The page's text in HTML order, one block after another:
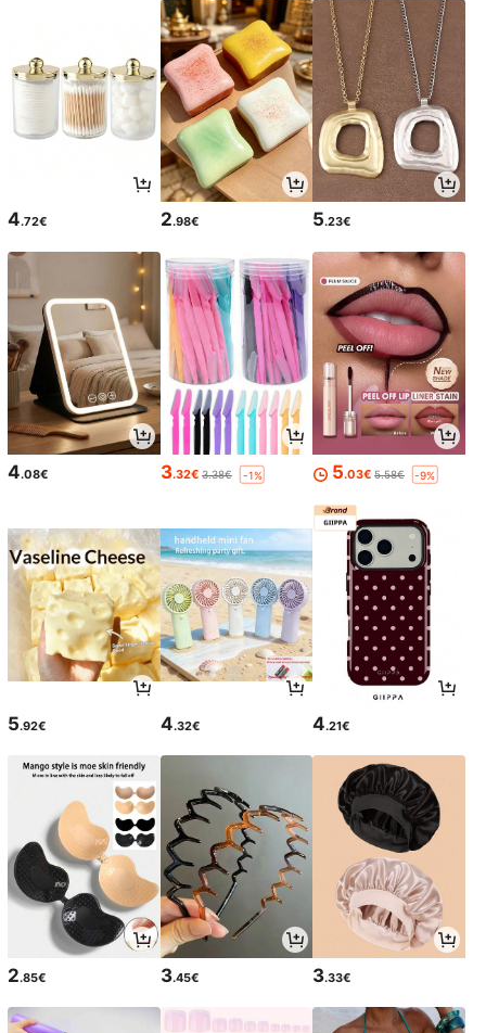
4.72€ 2.98€ 5.23€
4.08€ 3.32€ 3.38€ -1% 5.03€ 5.58€ -9%
5.92€ 4.32€ 4.21€
2.85€ 3.45€ 3.33€